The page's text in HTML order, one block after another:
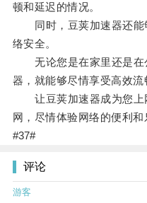
顿和延迟的情况。
同时，豆荚加速器还能
络安全。
无论您是在家里还是在
器，就能够尽情享受高效流
让豆荚加速器成为您上
网，尽情体验网络的便利和
#37#
评论
游客